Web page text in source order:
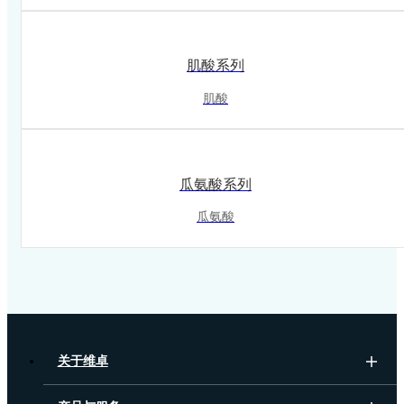
肌酸系列
肌酸
瓜氨酸系列
瓜氨酸
关于维卓